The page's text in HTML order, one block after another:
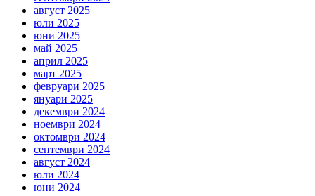
август 2025
юли 2025
юни 2025
май 2025
април 2025
март 2025
февруари 2025
януари 2025
декември 2024
ноември 2024
октомври 2024
септември 2024
август 2024
юли 2024
юни 2024